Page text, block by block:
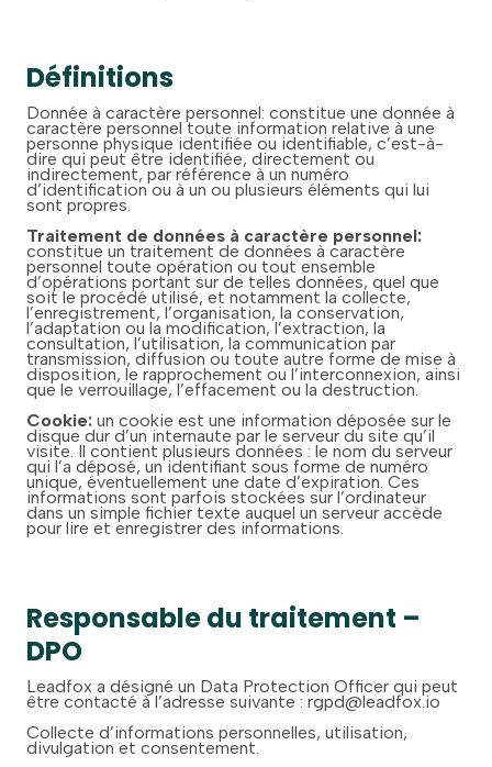
Définitions
Donnée à caractère personnel: constitue une donnée à
caractère personnel toute information relative à une
personne physique identifiée ou identifiable, c’est-à-
dire qui peut être identifiée, directement ou
indirectement, par référence à un numéro
d’identification ou à un ou plusieurs éléments qui lui
sont propres.
Traitement de données à caractère personnel:
constitue un traitement de données à caractère
personnel toute opération ou tout ensemble
d’opérations portant sur de telles données, quel que
soit le procédé utilisé, et notamment la collecte,
l’enregistrement, l’organisation, la conservation,
l’adaptation ou la modification, l’extraction, la
consultation, l’utilisation, la communication par
transmission, diffusion ou toute autre forme de mise à
disposition, le rapprochement ou l’interconnexion, ainsi
que le verrouillage, l’effacement ou la destruction.
Cookie: un cookie est une information déposée sur le
disque dur d’un internaute par le serveur du site qu’il
visite. Il contient plusieurs données : le nom du serveur
qui l’a déposé, un identifiant sous forme de numéro
unique, éventuellement une date d’expiration. Ces
informations sont parfois stockées sur l’ordinateur
dans un simple fichier texte auquel un serveur accède
pour lire et enregistrer des informations.
Responsable du traitement –
DPO
Leadfox a désigné un Data Protection Officer qui peut
être contacté à l’adresse suivante : rgpd@leadfox.io
Collecte d’informations personnelles, utilisation,
divulgation et consentement.